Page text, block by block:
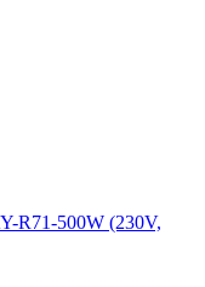
R71-500W (230V,